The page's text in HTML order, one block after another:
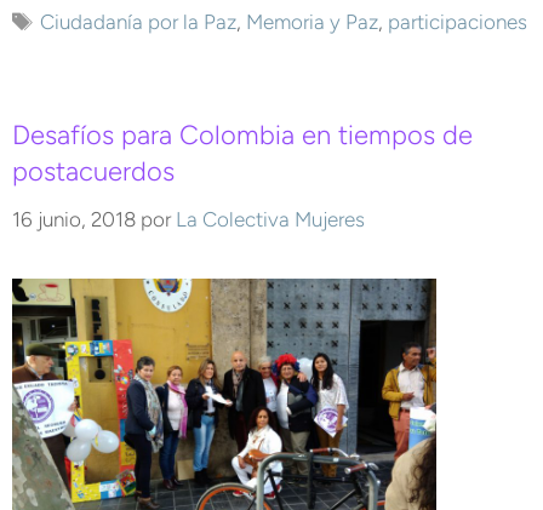
Ciudadanía por la Paz, Memoria y Paz, participaciones
Desafíos para Colombia en tiempos de
postacuerdos
16 junio, 2018 por La Colectiva Mujeres